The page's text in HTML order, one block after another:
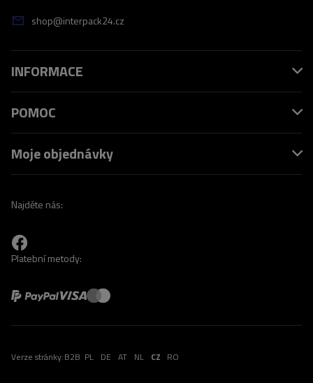
shop@interpack24.cz
INFORMACE
POMOC
Moje objednávky
Najděte nás:
Platební metody:
Verze stránky:B2B PL DE AT NL CZ RO